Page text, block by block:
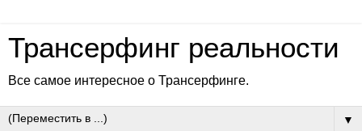
Трансерфинг реальности
Все самое интересное о Трансерфинге.
▼